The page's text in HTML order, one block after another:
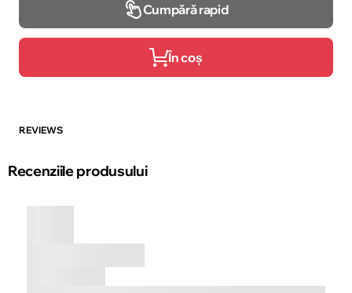
Cumpără rapid
În coș
REVIEWS
Recenziile produsului